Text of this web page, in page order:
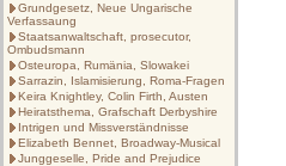
Grundgesetz, Neue Ungarische
Verfassaung
Staatsanwaltschaft, prosecutor,
Ombudsmann
Osteuropa, Rumänia, Slowakei
Sarrazin, Islamisierung, Roma-Fragen
Keira Knightley, Colin Firth, Austen
Heiratsthema, Grafschaft Derbyshire
Intrigen und Missverständnisse
Elizabeth Bennet, Broadway-Musical
Junggeselle, Pride and Prejudice